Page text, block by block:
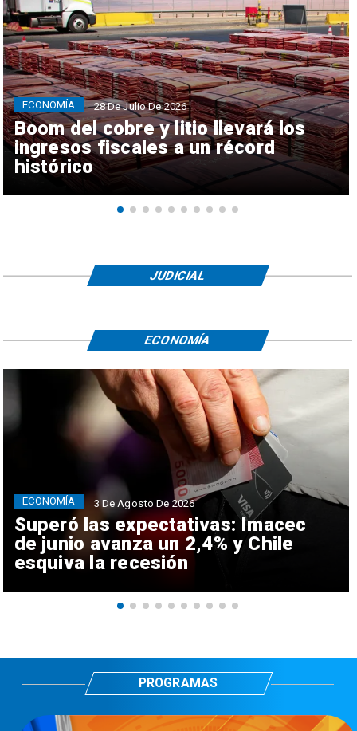
Boom del cobre y litio llevará los
ingresos fiscales a un récord
histórico
ECONOMÍA 28 De Julio De 2026
JUDICIAL
Superó las expectativas: Imacec
de junio avanza un 2,4% y Chile
esquiva la recesión
ECONOMÍA 3 De Agosto De 2026
ECONOMÍA
PROGRAMAS